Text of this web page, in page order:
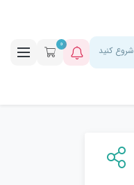
شروع کنید 0